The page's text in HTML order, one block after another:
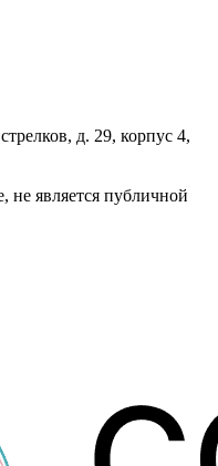
д. 29, корпус 4,
не является публичной